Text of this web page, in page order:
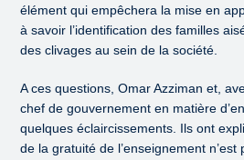
élément qui empêchera la mise en
à savoir l’identification des familles
des clivages au sein de la société.
A ces questions, Omar Azziman et,
chef de gouvernement en matière
quelques éclaircissements. Ils ont
de la gratuité de l’enseignement